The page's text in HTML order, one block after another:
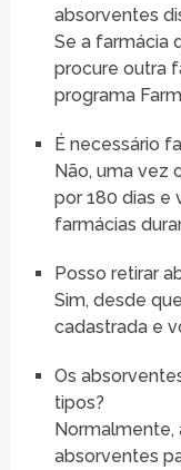
absorventes
Se a farmácia
procure outra
programa
É necessário
Não, uma vez
por 180 dias e
farmácias
Posso retirar
Sim, desde
cadastrada e
Os
tipos?
absorventes